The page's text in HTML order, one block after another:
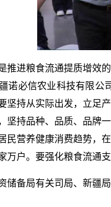
推进粮食流通提质增效
诺必信农业科技有限
坚持从实际出发，立足
坚持品种、品质、品牌
民营养健康消费趋势，
万户。要强化粮食流通
储备局有关司局、新疆